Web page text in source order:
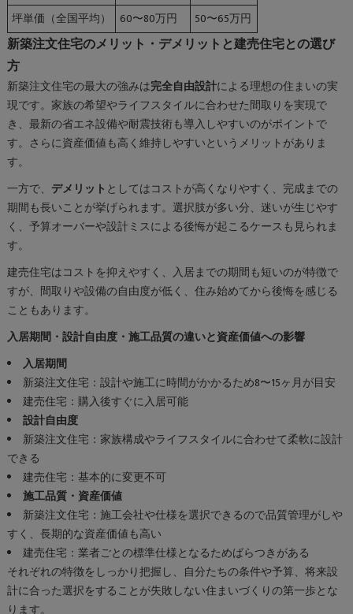
坪単価（全国平均）
60〜80万円 50〜65万円
新築注文住宅のメリット・デメリットと建売住宅との選び
方
新築注文住宅の最大の強みは完全自由設計による理想の住まいの実
現です。家族の希望やライフスタイルに合わせた間取りを実現で
き、最新の省エネ設備や耐震技術も導入しやすいのがポイントで
す。さらに資産価値も高く維持しやすいというメリットがありま
す。
一方で、 デメリット としてはコストが高くなりやすく、完成までの
期間も長いことが挙げられます。選択肢が多い分、迷いが生じやす
く、予算オーバーや設計ミスによる後悔が起こるケースも見られま
す。
建売住宅はコストを抑えやすく、入居までの期間も短いのが特徴で
すが、間取りや設備の自由度が低く、住み始めてから後悔を感じる
こともあります。
入居期間・設計自由度・施工品質の違いと資産価値への影響
入居期間
新築注文住宅：設計や施工に時間がかかるため8〜15ヶ月が目安
建売住宅：購入後すぐに入居可能
設計自由度
新築注文住宅：家族構成やライフスタイルに合わせて柔軟に設計
できる
建売住宅：基本的に変更不可
施工品質・資産価値
新築注文住宅：施工会社や仕様を選択できるので品質管理がしや
すく、長期的な資産価値も高い
建売住宅：業者ごとの標準仕様となるためばらつきがある
それぞれの特徴をしっかり把握し、自分たちの条件や予算、将来設
計に合った選択をすることが失敗しない住まいづくりの第一歩とな
ります。